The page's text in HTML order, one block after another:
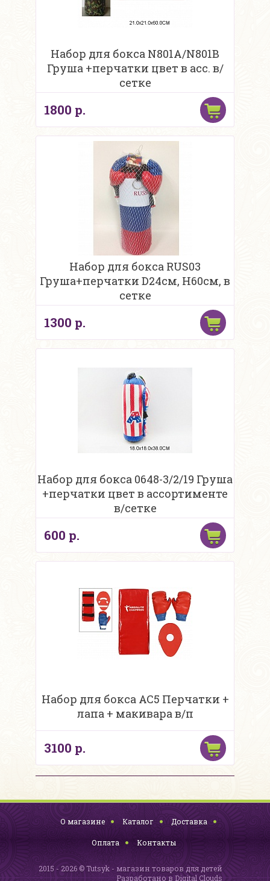
Набор для бокса N801A/N801B
Груша +перчатки цвет в асс. в/
сетке
1800 р.
Набор для бокса RUS03
Груша+перчатки D24см, H60см, в
сетке
1300 р.
Набор для бокса 0648-3/2/19 Груша
+перчатки цвет в ассортименте
в/сетке
600 р.
Набор для бокса AC5 Перчатки +
лапа + макивара в/п
3100 р.
О магазине Каталог Доставка
Оплата Контакты
2015 - 2026 © Tutsyk - магазин товаров для детей
Разработано в Digital Clouds